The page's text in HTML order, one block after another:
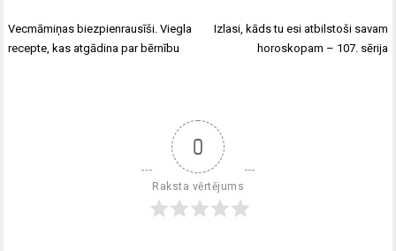
Vecmāmiņas biezpienrausīši. Viegla
recepte, kas atgādina par bērnību
Izlasi, kāds tu esi atbilstoši savam
horoskopam – 107. sērija
0
Raksta vērtējums